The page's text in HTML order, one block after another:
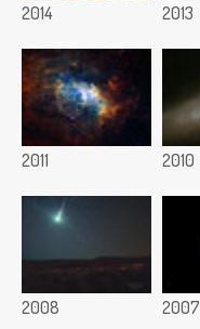
2014 2013
2011 2010
2008 2007